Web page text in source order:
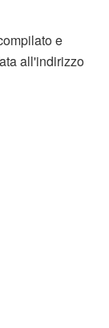
e
all'indirizzo